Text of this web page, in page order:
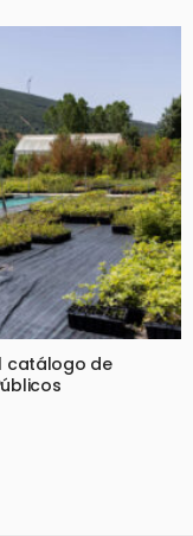
catálogo de